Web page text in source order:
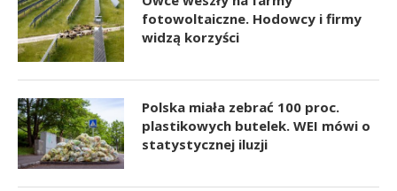
fotowoltaiczne. Hodowcy i firmy
widzą korzyści
Polska miała zebrać 100 proc.
plastikowych butelek. WEI mówi o
statystycznej iluzji